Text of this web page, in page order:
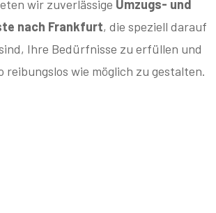
wir zuverlässige Umzugs- und
nach Frankfurt, die speziell darauf
Ihre Bedürfnisse zu erfüllen und
reibungslos wie möglich zu gestalten.